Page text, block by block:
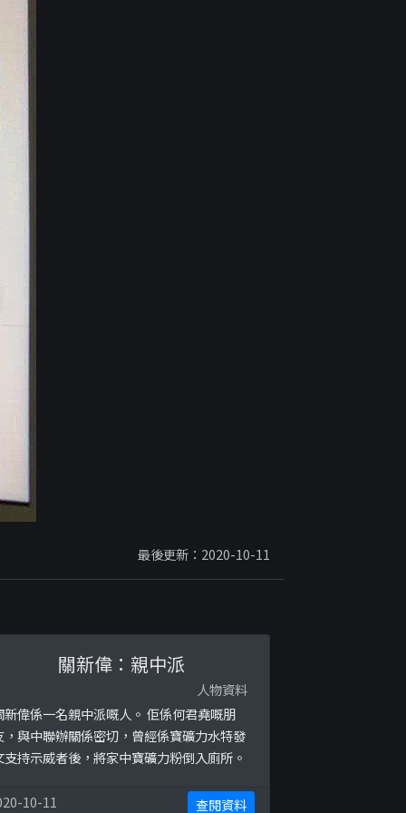
最後更新：2020-10-11
關新偉：親中派
人物資料
新偉係一名親中派嘅人。 佢係何君堯嘅朋
，與中聯辦關係密切，曾經係寶礦力水特發
支持示威者後，將家中寶礦力粉倒入廁所。
10-11 查閱資料